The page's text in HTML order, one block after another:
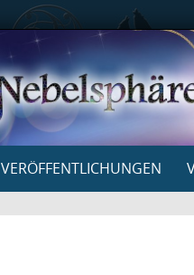
VERÖFFENTLICHUNGEN